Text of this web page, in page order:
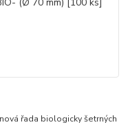
řada biologicky šetrných